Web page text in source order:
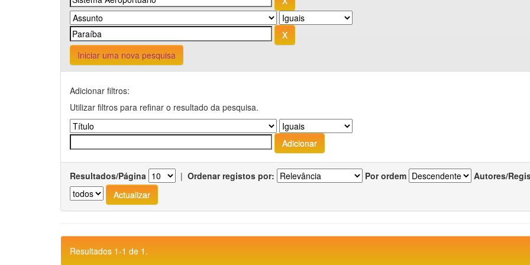
Iniciar uma nova pesquisa
Adicionar filtros:
Utilizar filtros para refinar o resultado da pesquisa.
Resultados/Página | Ordenar registos por: Por ordem Autores/
Resultados 1-1 de 1.